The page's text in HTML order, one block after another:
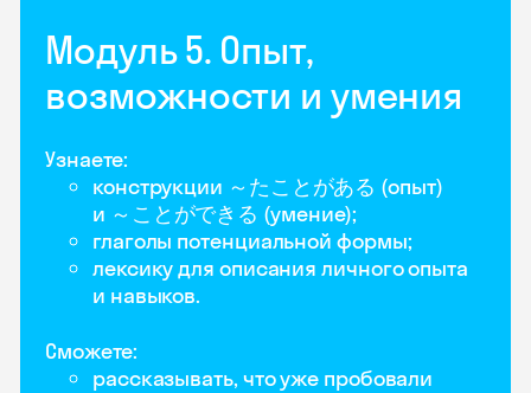
Модуль 5. Опыт,
возможности и умения
Узнаете:
конструкции ～たことがある (опыт)
и ～ことができる (умение);
глаголы потенциальной формы;
лексику для описания личного опыта
и навыков.
Сможете:
рассказывать, что уже пробовали